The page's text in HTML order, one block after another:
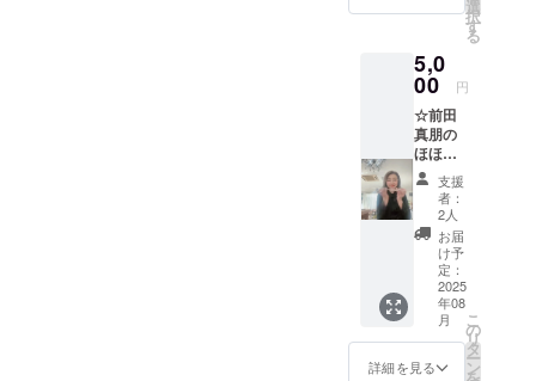
す！！
このリ
ターン
は5,000
円のリ
ターン
と同じ
内容に
なりま
す。
しま
所：
nijiiro
cafe(ニ
ジイロ
カフェ)
住所：
姫路市
神子岡
前4-11-
1 ※スケ
ジュー
ルは随
時調整
致しま
す。 ※
運勢/効
能は確
選
択
す
る
5,0
00 円
☆前田
真朋の
ほほえ
み運命
学占い
（10
分）＋
ホット
サンド
＋ ス
ムー
ジー あ
なたの
知りた
支援
者：
2人
お届
け予
定：
2025
年08
月
詳細を見る
こ
の
リ
タ
ー
ン